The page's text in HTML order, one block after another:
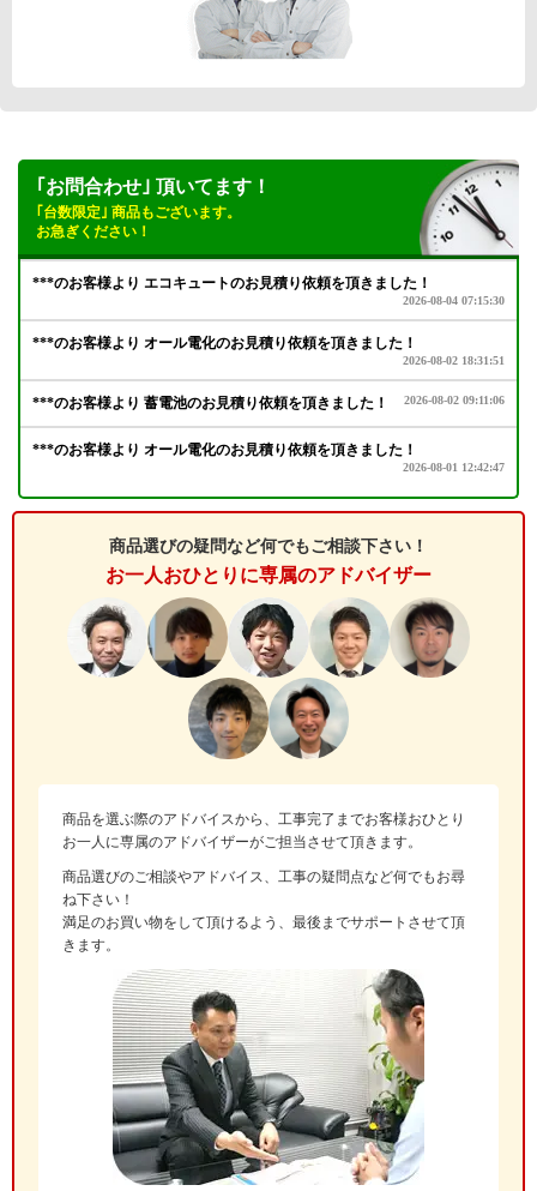
｢お問合わせ｣ 頂いてます！
｢台数限定｣ 商品もございます。
お急ぎください！
商品選びの疑問など何でもご相談下さい！
お一人おひとりに専属のアドバイザー
商品を選ぶ際のアドバイスから、工事完了までお客様おひとり
お一人に専属のアドバイザーがご担当させて頂きます。
商品選びのご相談やアドバイス、工事の疑問点など何でもお尋
ね下さい！
満足のお買い物をして頂けるよう、最後までサポートさせて頂
きます。